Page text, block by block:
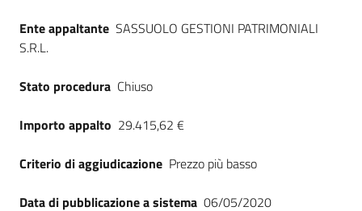
Ente appaltante SASSUOLO GESTIONI PATRIMONIALI
S.R.L.
Stato procedura Chiuso
Importo appalto 29.415,62 €
Criterio di aggiudicazione Prezzo più basso
Data di pubblicazione a sistema 06/05/2020